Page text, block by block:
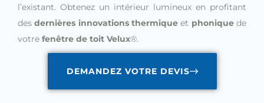
l’existant. Obtenez un intérieur lumineux en profitant
desdernières innovations thermique et phoniquede
votre fenêtre de toit Velux®.
DEMANDEZ VOTRE DEVIS